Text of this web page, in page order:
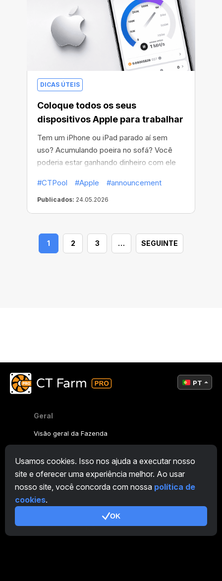
DICAS ÚTEIS
Coloque todos os seus
dispositivos Apple para trabalhar
Tem um iPhone ou iPad parado aí sem
uso? Acumulando poeira no sofá? Você
poderia estar ganhando dinheiro com ele
#CTPool
#Apple #announcement
Publicados: 24.05.2026
1 2 3 … SEGUINTE
Usamos cookies. Isso nos ajuda a executar nosso
site e oferecer uma experiência melhor. Ao usar
nosso site, você concorda com nossa política de
cookies.
OK
Geral
Visão geral da Fazenda
CryptoTab
Programa de Afiliados
Termos de Utilização
PT